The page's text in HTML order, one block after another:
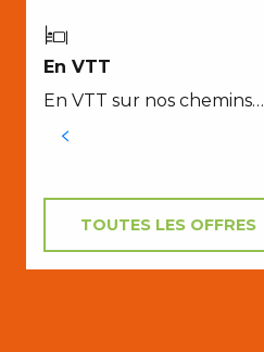
En VTT
En VTT sur nos chemins…
TOUTES LES OFFRES